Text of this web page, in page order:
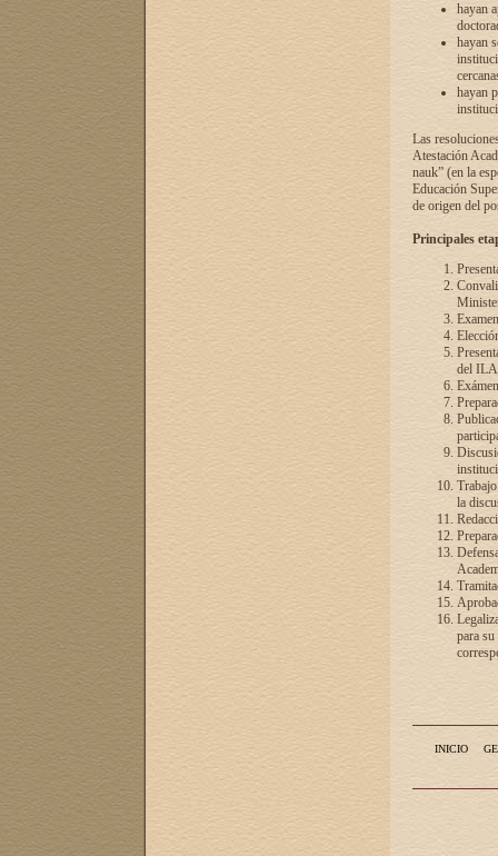
hayan
hayan
hayan
Las
Atestación
nauk” (en la
Educación
de origen del
Principales
del
la
para
INICIO